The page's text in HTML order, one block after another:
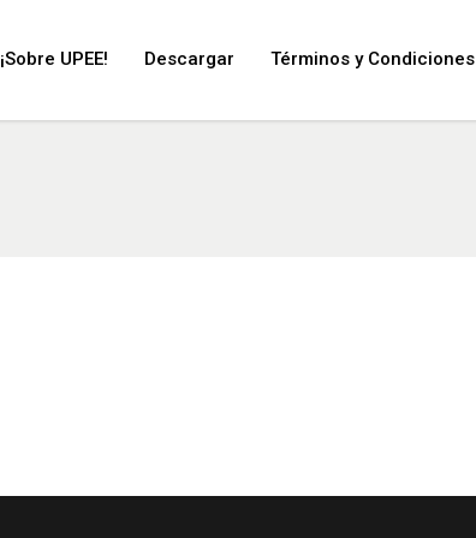
¡Sobre UPEE! Descargar Términos y Condiciones